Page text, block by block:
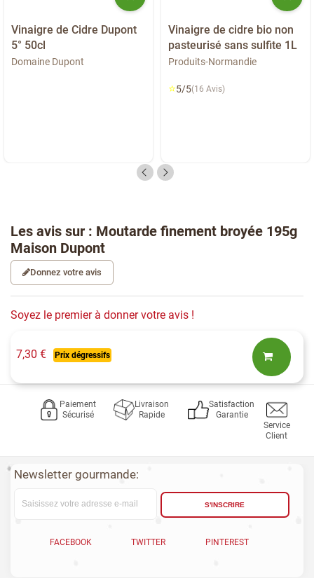
Vinaigre de Cidre Dupont
5° 50cl
Domaine Dupont
Vinaigre de cidre bio non
pasteurisé sans sulfite 1L
Produits-Normandie
⭐5/5(16 Avis)
Les avis sur : Moutarde finement broyée 195g
Maison Dupont
Donnez votre avis
Soyez le premier à donner votre avis !
7,30 € Prix dégressifs
Paiement
Sécurisé
Livraison
Rapide
Satisfaction
Garantie
Service
Client
Newsletter gourmande:
S'INSCRIRE
FACEBOOK TWITTER PINTEREST